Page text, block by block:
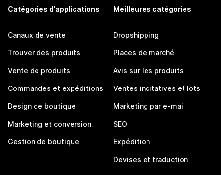
Catégories d’applications
Canaux de vente
Trouver des produits
Vente de produits
Commandes et expéditions
Design de boutique
Marketing et conversion
Gestion de boutique
Meilleures catégories
Dropshipping
Places de marché
Avis sur les produits
Ventes incitatives et lots
Marketing par e-mail
SEO
Expédition
Devises et traduction